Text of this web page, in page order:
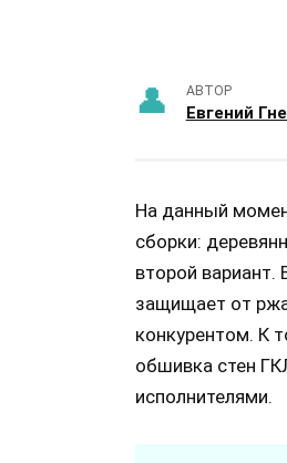
АВТОР
Евгений
На данный
сборки:
второй вариант.
защищает от
конкурентом. К
обшивка стен
исполнителями.